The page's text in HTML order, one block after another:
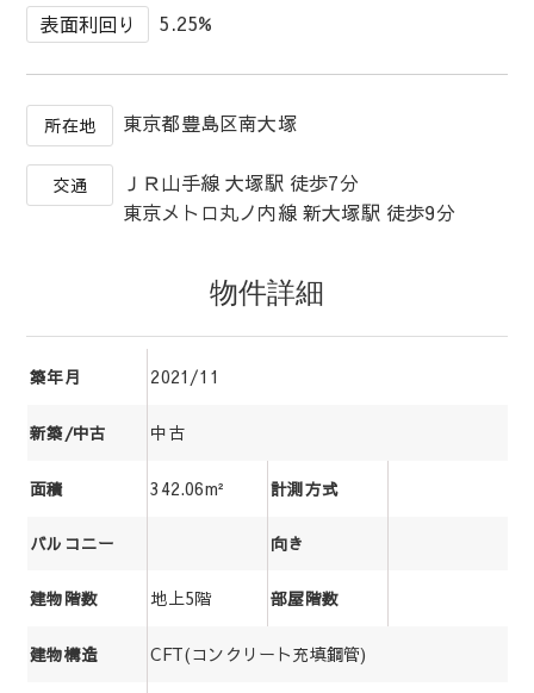
表面利回り 5.25%
所在地 東京都豊島区南大塚
交通
ＪＲ山手線 大塚駅 徒歩7分
東京メトロ丸ノ内線 新大塚駅 徒歩9分
物件詳細
築年月 2021/11
新築/中古 中古
面積 342.06m² 計測方式
バルコニー 向き
建物階数 地上5階 部屋階数
建物構造 CFT(コンクリート充填鋼管)